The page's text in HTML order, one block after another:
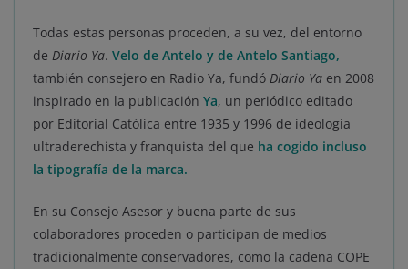
Todas estas personas proceden, a su vez, del entorno
de Diario Ya. Velo de Antelo y de Antelo Santiago,
también consejero en Radio Ya, fundó Diario Ya en 2008
inspirado en la publicación Ya, un periódico editado
por Editorial Católica entre 1935 y 1996 de ideología
ultraderechista y franquista del que ha cogido incluso
la tipografía de la marca.
En su Consejo Asesor y buena parte de sus
colaboradores proceden o participan de medios
tradicionalmente conservadores, como la cadena COPE